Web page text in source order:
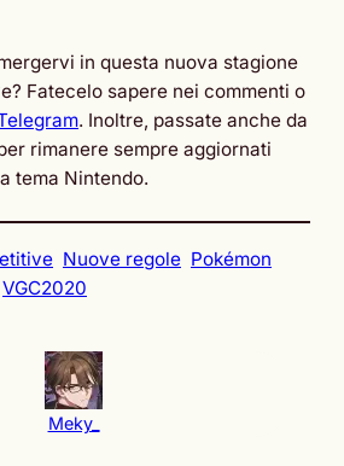
in questa nuova stagione
Fatecelo sapere nei commenti o
. Inoltre, passate anche da
rimanere sempre aggiornati
tema Nintendo.
Nuove regole Pokémon
VGC2020
Meky_